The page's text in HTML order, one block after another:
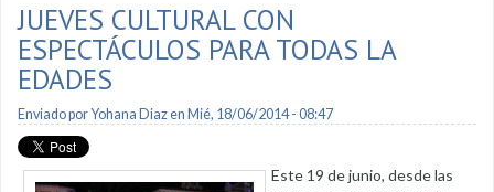
JUEVES CULTURAL CON
ESPECTÁCULOS PARA TODAS LA
EDADES
Enviado porYohana Diazen Mié, 18/06/2014 - 08:47
Este 19 de junio, desde las